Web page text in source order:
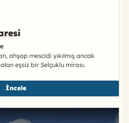
ahşap mescidi yıkılmış ancak
eşsiz bir Selçuklu mirası.
İncele